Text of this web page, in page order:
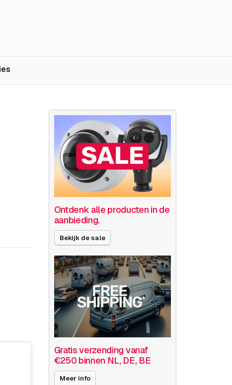
Ontdenk alle producten in de
aanbieding.
Bekijk de sale
Gratis verzending vanaf
€250 binnen NL, DE, BE
Meer info